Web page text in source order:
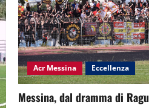
Acr Messina Eccellenza
Messina, dal dramma di